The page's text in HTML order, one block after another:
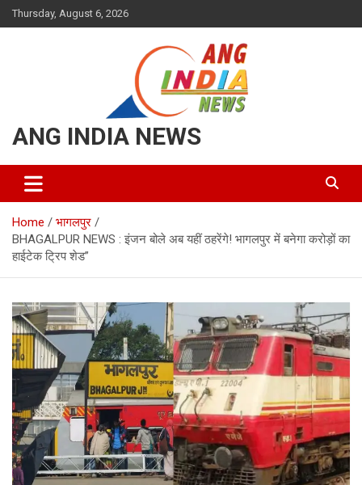
Skip
to
Thursday, August 6, 2026
ANG INDIA NEWS
Home
भागलपुर
BHAGALPUR NEWS : इंजन बोले अब यहीं ठहरेंगे! भागलपुर में बनेगा करोड़ों का
हाईटेक ट्रिप शेड”